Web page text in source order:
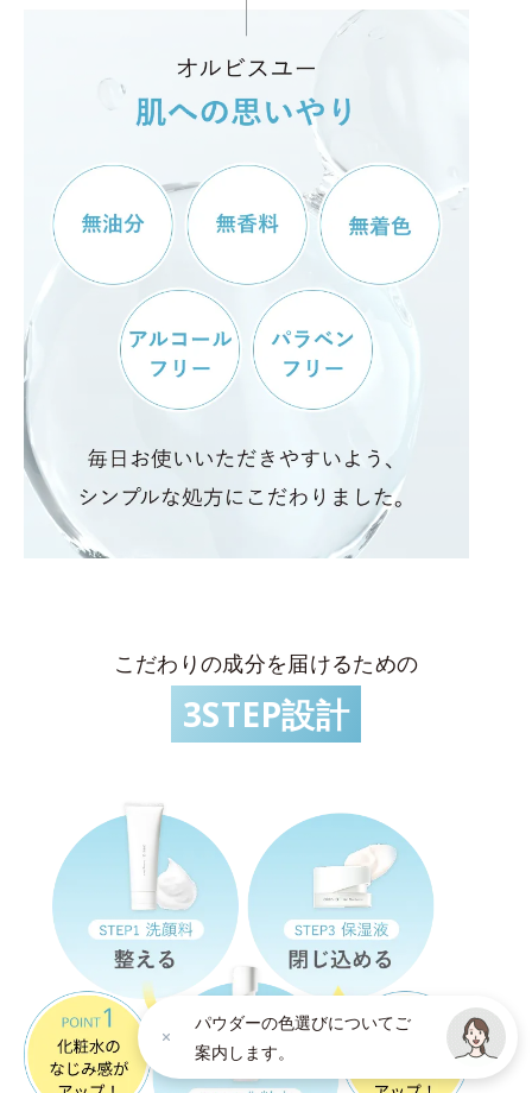
こだわりの成分を届けるための
3STEP設計
パウダーの色選びについてご
案内します。